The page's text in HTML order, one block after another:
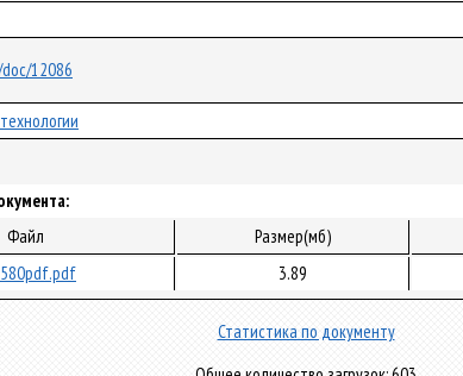
12086
Файл
Размер(мб)
3.89
Статистика по документу